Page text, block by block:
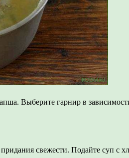
Выберите гарнир в
свежести. Подайте суп с